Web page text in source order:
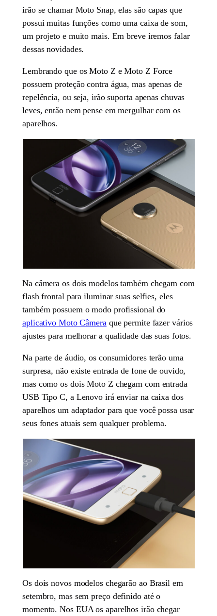
irão se chamar Moto Snap, elas são capas que
possui muitas funções como uma caixa de som,
um projeto e muito mais. Em breve iremos falar
dessas novidades.
Lembrando que os Moto Z e Moto Z Force
possuem proteção contra água, mas apenas de
repelência, ou seja, irão suporta apenas chuvas
leves, então nem pense em mergulhar com os
aparelhos.
Na câmera os dois modelos também chegam com
flash frontal para iluminar suas selfies, eles
também possuem o modo profissional do
aplicativo Moto Câmeraque permite fazer vários
ajustes para melhorar a qualidade das suas fotos.
Na parte de áudio, os consumidores terão uma
surpresa, não existe entrada de fone de ouvido,
mas como os dois Moto Z chegam com entrada
USB Tipo C, a Lenovo irá enviar na caixa dos
aparelhos um adaptador para que você possa usar
seus fones atuais sem qualquer problema.
Os dois novos modelos chegarão ao Brasil em
setembro, mas sem preço definido até o
momento. Nos EUA os aparelhos irão chegar